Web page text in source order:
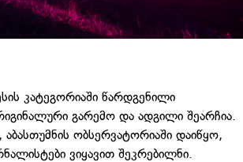
კატეგორიაში წარდგენილი
გარემო და ადგილი შეარჩია.
ობსერვატორიაში დაიწყო,
ვიყავით შეკრებილნი.